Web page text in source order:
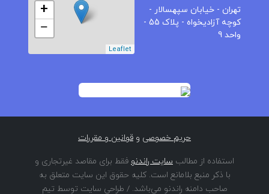
تهران - خیابان سپهسالار -
کوچه آزادیخواه - پلاک 55 -
واحد 9
+
−
Leaflet
حریم خصوصی و قوانین و مقررات
استفاده از مطالب سایت راندنو فقط برای مقاصد غیرتجاری و
با ذکر منبع بلامانع است. کلیه حقوق این سایت متعلق به
صاحب دامنه راندنو می‌باشد. / طراحی سایت توسط تیم